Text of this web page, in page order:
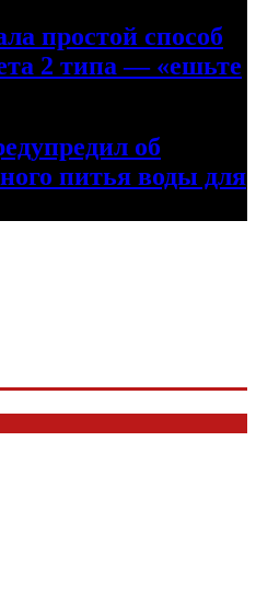
простой способ
2 типа — «ешьте
об
питья воды для